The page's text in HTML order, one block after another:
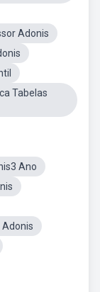
Adonis
Tabelas
Ano